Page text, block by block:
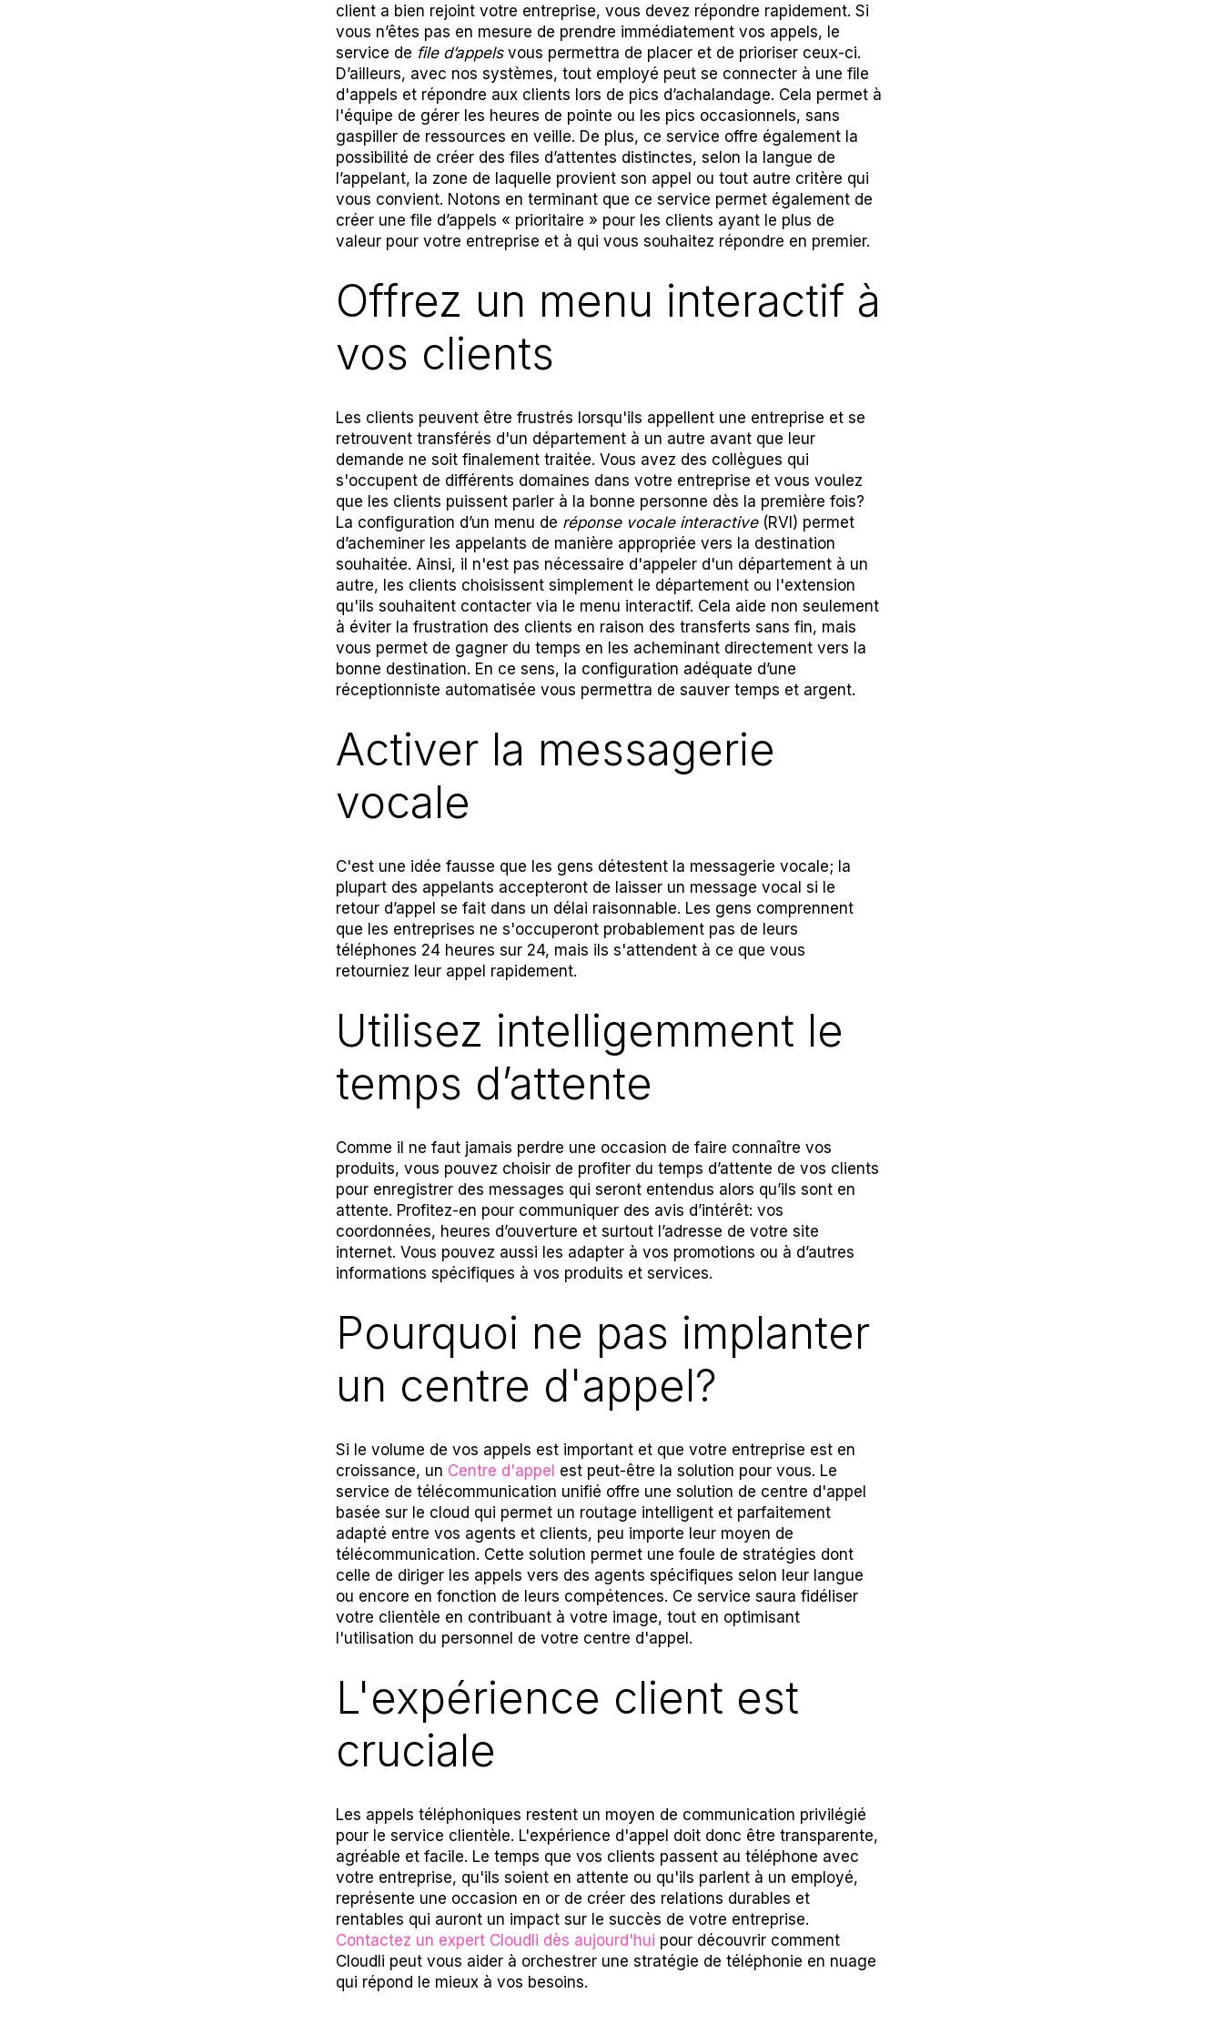
client a bien rejoint votre entreprise, vous devez répondre rapidement. Si
vous n’êtes pas en mesure de prendre immédiatement vos appels, le
service de file d’appelsvous permettra de placer et de prioriser ceux-ci.
D’ailleurs, avec nos systèmes, tout employé peut se connecter à une file
d'appels et répondre aux clients lors de pics d’achalandage. Cela permet à
l'équipe de gérer les heures de pointe ou les pics occasionnels, sans
gaspiller de ressources en veille. De plus, ce service offre également la
possibilité de créer des files d’attentes distinctes, selon la langue de
l’appelant, la zone de laquelle provient son appel ou tout autre critère qui
vous convient. Notons en terminant que ce service permet également de
créer une file d’appels « prioritaire » pour les clients ayant le plus de
valeur pour votre entreprise et à qui vous souhaitez répondre en premier.
Offrez un menu interactif à
vos clients
Les clients peuvent être frustrés lorsqu'ils appellent une entreprise et se
retrouvent transférés d'un département à un autre avant que leur
demande ne soit finalement traitée. Vous avez des collègues qui
s'occupent de différents domaines dans votre entreprise et vous voulez
que les clients puissent parler à la bonne personne dès la première fois?
La configuration d’un menu de réponse vocale interactive(RVI) permet
d’acheminer les appelants de manière appropriée vers la destination
souhaitée. Ainsi, il n'est pas nécessaire d'appeler d'un département à un
autre, les clients choisissent simplement le département ou l'extension
qu'ils souhaitent contacter via le menu interactif. Cela aide non seulement
à éviter la frustration des clients en raison des transferts sans fin, mais
vous permet de gagner du temps en les acheminant directement vers la
bonne destination. En ce sens, la configuration adéquate d’une
réceptionniste automatisée vous permettra de sauver temps et argent.
Activer la messagerie
vocale
C'est une idée fausse que les gens détestent la messagerie vocale; la
plupart des appelants accepteront de laisser un message vocal si le
retour d’appel se fait dans un délai raisonnable. Les gens comprennent
que les entreprises ne s'occuperont probablement pas de leurs
téléphones 24 heures sur 24, mais ils s'attendent à ce que vous
retourniez leur appel rapidement.
Utilisez intelligemment le
temps d’attente
Comme il ne faut jamais perdre une occasion de faire connaître vos
produits, vous pouvez choisir de profiter du temps d’attente de vos clients
pour enregistrer des messages qui seront entendus alors qu’ils sont en
attente. Profitez-en pour communiquer des avis d’intérêt: vos
coordonnées, heures d’ouverture et surtout l’adresse de votre site
internet. Vous pouvez aussi les adapter à vos promotions ou à d’autres
informations spécifiques à vos produits et services.
Pourquoi ne pas implanter
un centre d'appel?
Si le volume de vos appels est important et que votre entreprise est en
croissance, un Centre d'appel est peut-être la solution pour vous. Le
service de télécommunication unifié offre une solution de centre d'appel
basée sur le cloud qui permet un routage intelligent et parfaitement
adapté entre vos agents et clients, peu importe leur moyen de
télécommunication. Cette solution permet une foule de stratégies dont
celle de diriger les appels vers des agents spécifiques selon leur langue
ou encore en fonction de leurs compétences. Ce service saura fidéliser
votre clientèle en contribuant à votre image, tout en optimisant
l'utilisation du personnel de votre centre d'appel.
L'expérience client est
cruciale
Les appels téléphoniques restent un moyen de communication privilégié
pour le service clientèle. L'expérience d'appel doit donc être transparente,
agréable et facile. Le temps que vos clients passent au téléphone avec
votre entreprise, qu'ils soient en attente ou qu'ils parlent à un employé,
représente une occasion en or de créer des relations durables et
rentables qui auront un impact sur le succès de votre entreprise.
Contactez un expert Cloudli dès aujourd'hui pour découvrir comment
Cloudli peut vous aider à orchestrer une stratégie de téléphonie en nuage
qui répond le mieux à vos besoins.